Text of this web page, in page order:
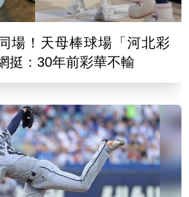
場！天母棒球場「河北彩
挺：30年前彩華不輸